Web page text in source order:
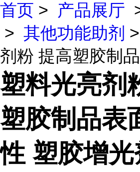
首页 > 产品展厅
> 其他功能助剂
剂粉 提高塑胶制
塑料光亮剂
塑胶制品表
性 塑胶增